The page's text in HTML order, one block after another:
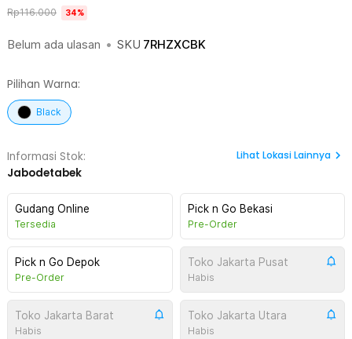
Belum ada ulasan • SKU 7RHZXCBK
Rp116.000 34%
Pilihan Warna:
Black
Informasi Stok:
Jabodetabek
Lihat Lokasi Lainnya
Gudang Online
Tersedia
Pick n Go Bekasi
Pre-Order
Pick n Go Depok
Pre-Order
Toko Jakarta Pusat
Habis
Toko Jakarta Barat
Habis
Toko Jakarta Utara
Habis